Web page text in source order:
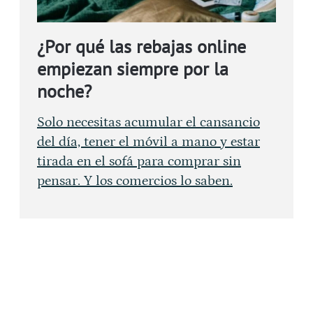
¿Por qué las rebajas online
empiezan siempre por la
noche?
Solo necesitas acumular el cansancio
del día, tener el móvil a mano y estar
tirada en el sofá para comprar sin
pensar. Y los comercios lo saben.